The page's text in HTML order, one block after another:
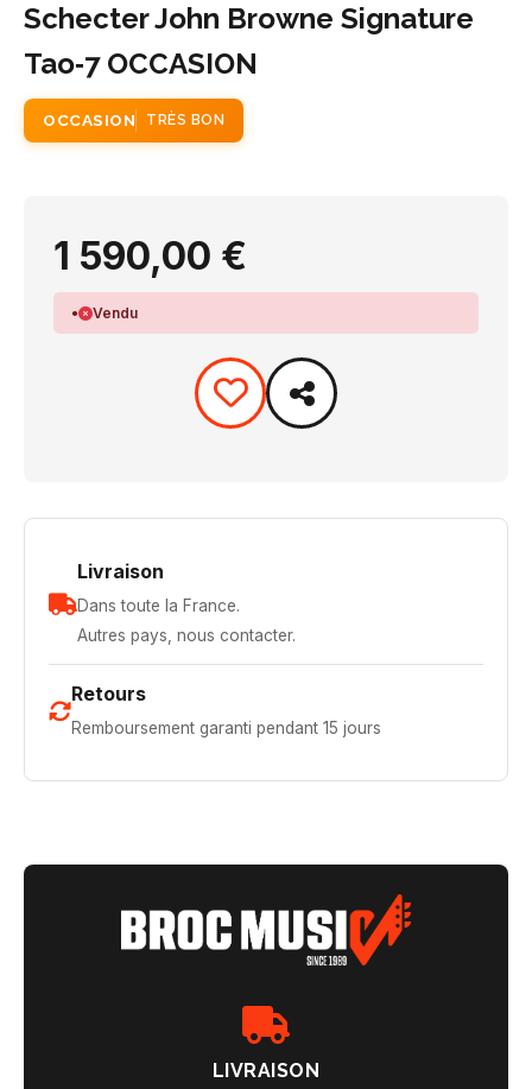
Schecter John Browne Signature
Tao‑7 OCCASION
OCCASION TRÈS BON
1 590,00 €
Vendu
Livraison
Dans toute la France.
Autres pays, nous contacter.
Retours
Remboursement garanti pendant 15 jours
LIVRAISON